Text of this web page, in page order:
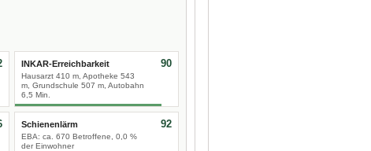
INKAR-Erreichbarkeit
Hausarzt 410 m, Apotheke 543
m, Grundschule 507 m, Autobahn
6,5 Min.
90
Schienenlärm
EBA: ca. 670 Betroffene, 0,0 %
der Einwohner
92